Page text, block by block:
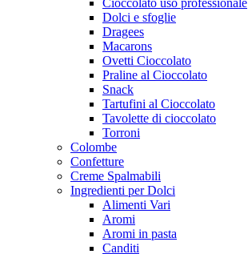
Cioccolato uso professionale
Dolci e sfoglie
Dragees
Macarons
Ovetti Cioccolato
Praline al Cioccolato
Snack
Tartufini al Cioccolato
Tavolette di cioccolato
Torroni
Colombe
Confetture
Creme Spalmabili
Ingredienti per Dolci
Alimenti Vari
Aromi
Aromi in pasta
Canditi